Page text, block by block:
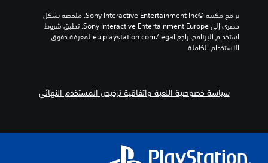
الاستخدام الكاملة.
سياسة خصوصية اللعبة واتفاقية ترخيص المستخدم النهائي